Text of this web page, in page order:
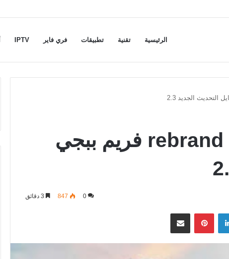
الرئيسية تقنية تطبيقات فري فاير IPTV
تحميل ملف rebrand ly pubg 90 فريم ببجي
0
847
لينكدإن بينتيريستمشاركة عبر البريد